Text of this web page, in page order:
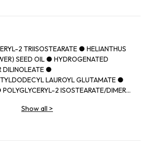
2 TRIISOSTEARATE ● HELIANTHUS
SEED OIL ● HYDROGENATED
DILINOLEATE ●
LAUROYL GLUTAMATE ●
2 ISOSTEARATE/DIMER
● BEHENYL BEHENATE ● HELIANTHUS
Show all >